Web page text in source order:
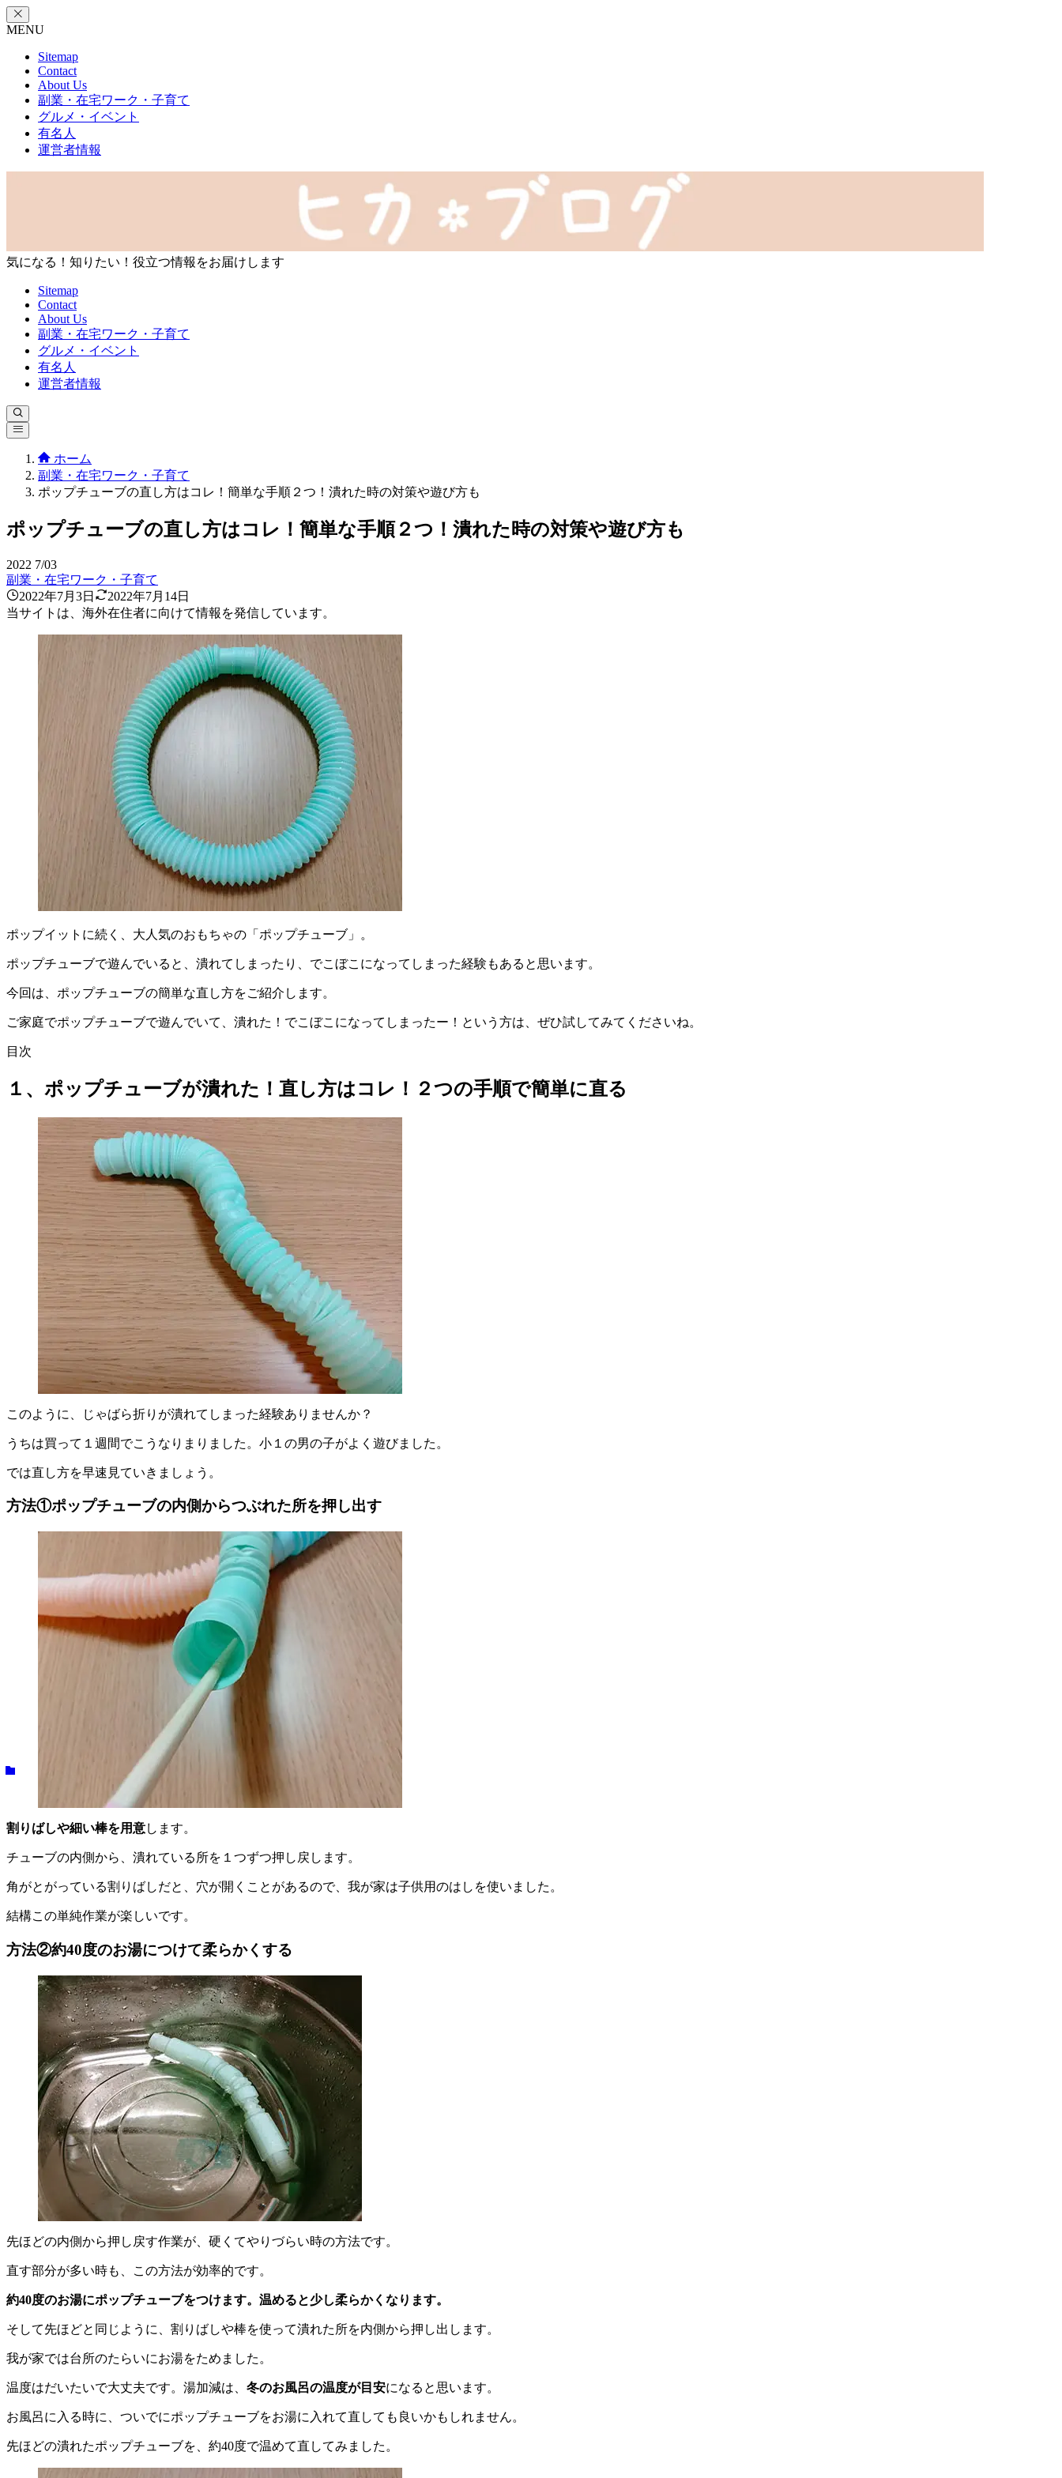
MENU
Sitemap
Contact
About Us
副業・在宅ワーク・子育て
グルメ・イベント
有名人
運営者情報
気になる！知りたい！役立つ情報をお届けします
Sitemap
Contact
About Us
副業・在宅ワーク・子育て
グルメ・イベント
有名人
運営者情報
ホーム
副業・在宅ワーク・子育て
ポップチューブの直し方はコレ！簡単な手順２つ！潰れた時の対策や遊び方も
ポップチューブの直し方はコレ！簡単な手順２つ！潰れた時の対策や遊び方も
2022 7/03
副業・在宅ワーク・子育て
2022年7月3日
2022年7月14日
当サイトは、海外在住者に向けて情報を発信しています。
ポップイットに続く、大人気のおもちゃの「ポップチューブ」。
ポップチューブで遊んでいると、潰れてしまったり、でこぼこになってしまった経験もあると思います。
今回は、ポップチューブの簡単な直し方をご紹介します。
ご家庭でポップチューブで遊んでいて、潰れた！でこぼこになってしまったー！という方は、ぜひ試してみてくださいね。
目次
１、ポップチューブが潰れた！直し方はコレ！２つの手順で簡単に直る
このように、じゃばら折りが潰れてしまった経験ありませんか？
うちは買って１週間でこうなりまりました。小１の男の子がよく遊びました。
では直し方を早速見ていきましょう。
方法①ポップチューブの内側からつぶれた所を押し出す
割りばしや細い棒を用意します。
チューブの内側から、潰れている所を１つずつ押し戻します。
角がとがっている割りばしだと、穴が開くことがあるので、我が家は子供用のはしを使いました。
結構この単純作業が楽しいです。
方法②約40度のお湯につけて柔らかくする
先ほどの内側から押し戻す作業が、硬くてやりづらい時の方法です。
直す部分が多い時も、この方法が効率的です。
約40度のお湯にポップチューブをつけます。温めると少し柔らかくなります。
そして先ほどと同じように、割りばしや棒を使って潰れた所を内側から押し出します。
我が家では台所のたらいにお湯をためました。
温度はだいたいで大丈夫です。湯加減は、 冬のお風呂の温度が目安になると思います。
お風呂に入る時に、ついでにポップチューブをお湯に入れて直しても良いかもしれません。
先ほどの潰れたポップチューブを、約40度で温めて直してみました。